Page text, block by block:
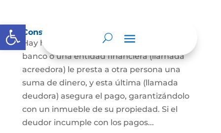
Abrir barra de herramientas
Constitución de hipoteca
Hay hipoteca cuando una persona, o un
banco o una entidad financiera (llamada
acreedora) le presta a otra persona una
suma de dinero, y esta última (llamada
deudora) asegura el pago, garantizándolo
con un inmueble de su propiedad. Si el
deudor incumple con los pagos...